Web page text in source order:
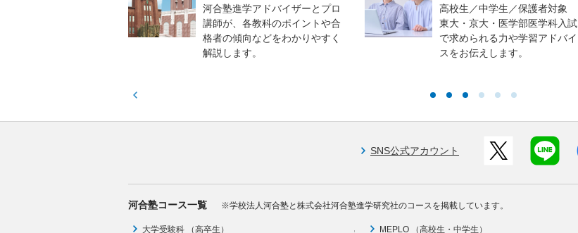
河合塾進学アドバイザーとプロ
講師が、各教科のポイントや合
格者の傾向などをわかりやすく
解説します。
高校生／中学生／保護者対象
東大・京大・医学部医学科入試
で求められる力や学習アドバイ
スをお伝えします。
SNS公式アカウント
河合塾コース一覧 ※学校法人河合塾と株式会社河合塾進学研究社のコースを掲載しています。
大学受験科 （高卒生） MEPLO （高校生・中学生）